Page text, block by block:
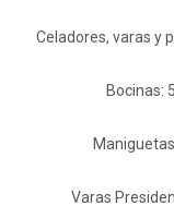
Celadores, varas y
Bocinas:
Varas